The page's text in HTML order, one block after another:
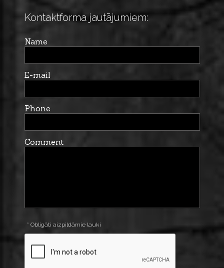
Kontaktforma jautājumiem:
Name
E-mail
Phone
Comment
* Obligāti aizpildāmie lauki